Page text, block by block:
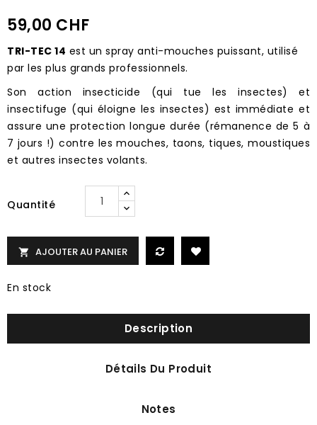
59,00 CHF
TRI-TEC 14 est un spray anti-mouches puissant, utilisé
par les plus grands professionnels.
Son action insecticide (qui tue les insectes) et
insectifuge (qui éloigne les insectes) est immédiate et
assure une protection longue durée (rémanence de 5 à
7 jours !) contre les mouches, taons, tiques, moustiques
et autres insectes volants.
Quantité
 AJOUTER AU PANIER
En stock
Description
Détails Du Produit
Notes